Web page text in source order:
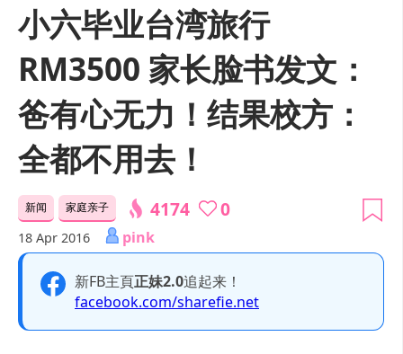
小六毕业台湾旅行
RM3500 家长脸书发文：
爸有心无力！结果校方：
全都不用去！
新闻 家庭亲子 4174 0
18 Apr 2016 pink
新FB主頁正妹2.0追起来！
facebook.com/sharefie.net